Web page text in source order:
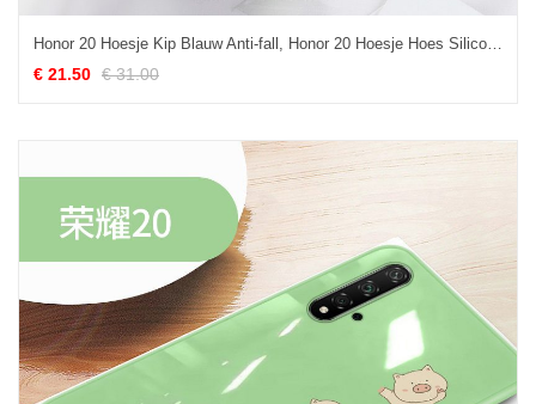
Honor 20 Hoesje Kip Blauw Anti-fall, Honor 20 Hoesje Hoes Siliconen
€ 21.50 € 31.00